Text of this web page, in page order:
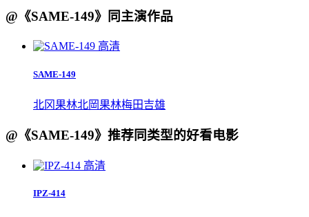
@《SAME-149》同主演作品
高清
SAME-149
北冈果林北岡果林梅田吉雄
@《SAME-149》推荐同类型的好看电影
高清
IPZ-414